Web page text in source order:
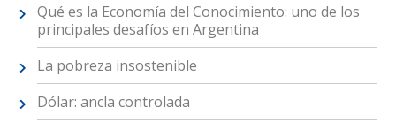
Qué es la Economía del Conocimiento: uno de los
principales desafíos en Argentina
La pobreza insostenible
Dólar: ancla controlada